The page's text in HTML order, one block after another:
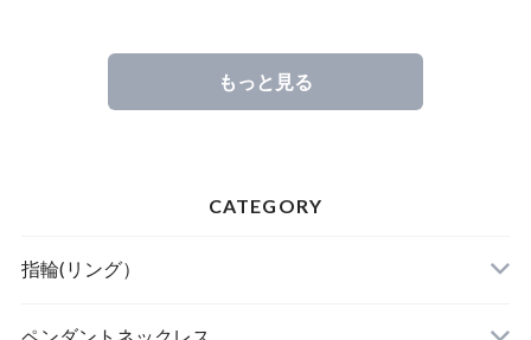
もっと見る
CATEGORY
指輪(リング）